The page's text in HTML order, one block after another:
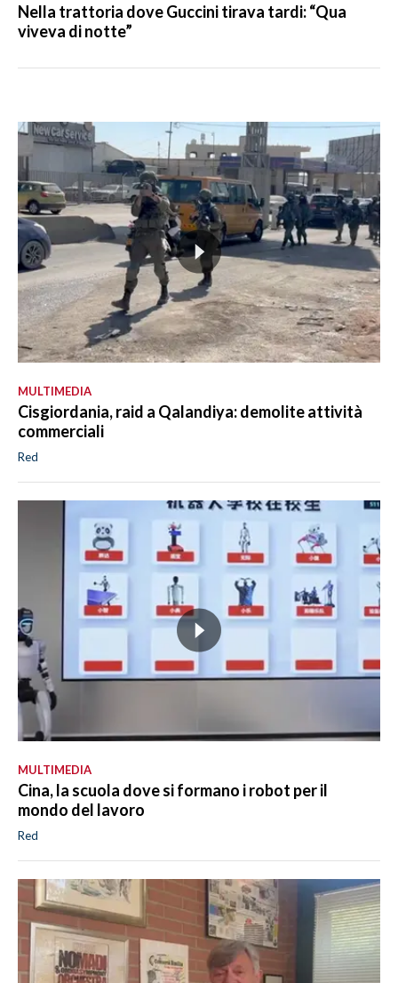
Nella trattoria dove Guccini tirava tardi: “Qua
viveva di notte”
MULTIMEDIA
Cisgiordania, raid a Qalandiya: demolite attività
commerciali
Red
MULTIMEDIA
Cina, la scuola dove si formano i robot per il
mondo del lavoro
Red